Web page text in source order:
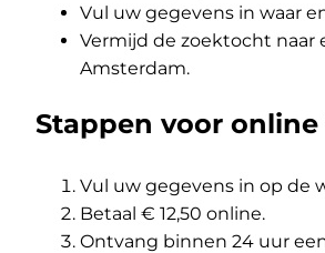
Vul uw gegevens in waar
Vermijd de zoektocht naar
Amsterdam.
Stappen voor online
Vul uw gegevens in op de
Betaal € 12,50 online.
Ontvang binnen 24 uur